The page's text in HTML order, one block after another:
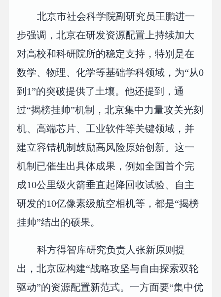
北京市社会科学院副研究员王鹏进一
步强调，北京在研发资源配置上持续加大
对高校和科研院所的稳定支持，特别是在
数学、物理、化学等基础学科领域，为“从0
到1”的突破提供了土壤。他还提到，通
过“揭榜挂帅”机制，北京集中力量攻关光刻
机、高端芯片、工业软件等关键领域，并
建立容错机制鼓励高风险原始创新。这一
机制已催生出具体成果，例如全国首个完
成10公里级火箭垂直起降回收试验、自主
研发的10亿像素级航空相机等，都是“揭榜
挂帅”结出的硕果。
科方得智库研究负责人张新原则提
出，北京应构建“战略攻坚与自由探索双轮
驱动”的资源配置新范式。一方面要“集中优